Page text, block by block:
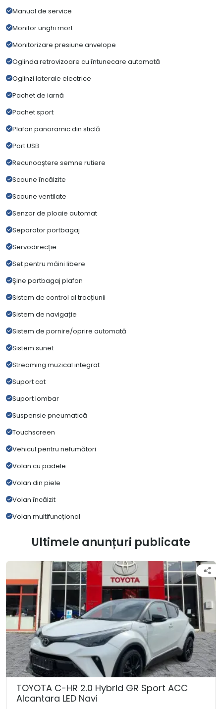
Manual de service
Monitor unghi mort
Monitorizare presiune anvelope
Oglinda retrovizoare cu întunecare automată
Oglinzi laterale electrice
Pachet de iarnă
Pachet sport
Plafon panoramic din sticlă
Port USB
Recunoaștere semne rutiere
Scaune încălzite
Scaune ventilate
Senzor de ploaie automat
Separator portbagaj
Servodirecție
Set pentru mâini libere
Şine portbagaj plafon
Sistem de control al tracțiunii
Sistem de navigație
Sistem de pornire/oprire automată
Sistem sunet
Streaming muzical integrat
Suport cot
Suport lombar
Suspensie pneumatică
Touchscreen
Vehicul pentru nefumători
Volan cu padele
Volan din piele
Volan încălzit
Volan multifuncțional
Ultimele anunțuri publicate
TOYOTA C-HR 2.0 Hybrid GR Sport ACC
Alcantara LED Navi